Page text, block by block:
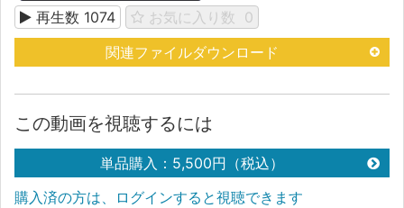
再生数 1074 お気に入り数
0
関連ファイルダウンロード
この動画を視聴するには
単品購入：5,500円（税込）
購入済の方は、ログインすると視聴できます